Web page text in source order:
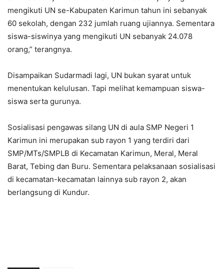
mengikuti UN se-Kabupaten Karimun tahun ini sebanyak
60 sekolah, dengan 232 jumlah ruang ujiannya. Sementara
siswa-siswinya yang mengikuti UN sebanyak 24.078
orang,” terangnya.
Disampaikan Sudarmadi lagi, UN bukan syarat untuk
menentukan kelulusan. Tapi melihat kemampuan siswa-
siswa serta gurunya.
Sosialisasi pengawas silang UN di aula SMP Negeri 1
Karimun ini merupakan sub rayon 1 yang terdiri dari
SMP/MTs/SMPLB di Kecamatan Karimun, Meral, Meral
Barat, Tebing dan Buru. Sementara pelaksanaan sosialisasi
di kecamatan-kecamatan lainnya sub rayon 2, akan
berlangsung di Kundur.